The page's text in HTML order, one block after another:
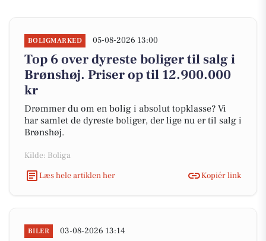
BOLIGMARKED 05-08-2026 13:00
Top 6 over dyreste boliger til salg i
Brønshøj. Priser op til 12.900.000
kr
Drømmer du om en bolig i absolut topklasse? Vi
har samlet de dyreste boliger, der lige nu er til salg i
Brønshøj.
Kilde: Boliga
Læs hele artiklen her
Kopiér link
BILER 03-08-2026 13:14